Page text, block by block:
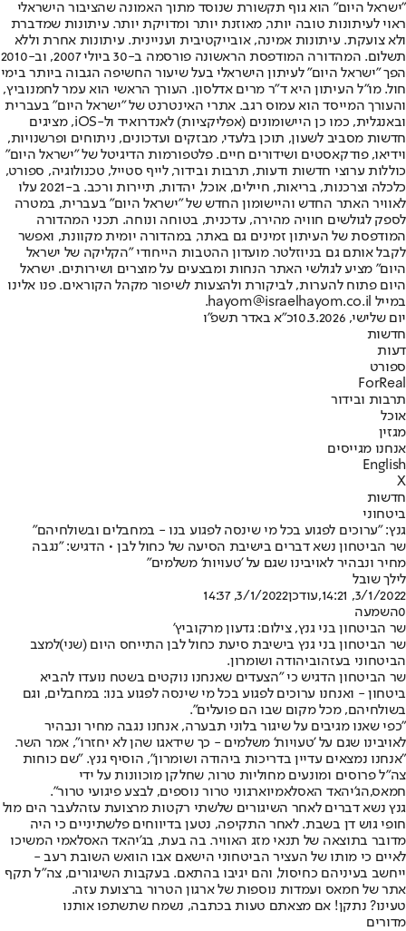
"ישראל היום" הוא גוף תקשורת שנוסד מתוך האמונה שהציבור הישראלי
ראוי לעיתונות טובה יותר, מאוזנת יותר ומדויקת יותר. עיתונות שמדברת
ולא צועקת. עיתונות אמינה, אובייקטיבית ועניינית. עיתונות אחרת וללא
תשלום. המהדורה המודפסת הראשונה פורסמה ב-30 ביולי 2007, וב-2010
הפך "ישראל היום" לעיתון הישראלי בעל שיעור החשיפה הגבוה ביותר בימי
חול. מו"ל העיתון היא ד"ר מרים אדלסון. העורך הראשי הוא עמר לחמנוביץ,
והעורך המייסד הוא עמוס רגב. אתרי האינטרנט של "ישראל היום" בעברית
ובאנגלית, כמו כן היישומונים (אפליקציות) לאנדרואיד ול-iOS, מציגים
חדשות מסביב לשעון, תוכן בלעדי, מבזקים ועדכונים, ניתוחים ופרשנויות,
וידיאו, פודקאסטים ושידורים חיים. פלטפורמות הדיגיטל של "ישראל היום"
כוללות ערוצי חדשות ודעות, תרבות ובידור, לייף סטייל, טכנולוגיה, ספורט,
כלכלה וצרכנות, בריאות, חיילים, אוכל, יהדות, תיירות ורכב. ב-2021 עלו
לאוויר האתר החדש והיישומון החדש של "ישראל היום" בעברית, במטרה
לספק לגולשים חוויה מהירה, עדכנית, בטוחה ונוחה. תכני המהדורה
המודפסת של העיתון זמינים גם באתר, במהדורה יומית מקוונת, ואפשר
לקבל אותם גם בניוזלטר. מועדון ההטבות הייחודי "הקליקה של ישראל
היום" מציע לגולשי האתר הנחות ומבצעים על מוצרים ושירותים. ישראל
היום פתוח להערות, לביקורת ולהצעות לשיפור מקהל הקוראים. פנו אלינו
במייל hayom@israelhayom.co.il.
יום שלישי, 10.3.2026
כ"א באדר תשפ"ו
חדשות
דעות
ספורט
ForReal
תרבות ובידור
אוכל
מגזין
אנחנו מגייסים
English
X
חדשות
ביטחוני
גנץ: "ערוכים לפגוע בכל מי שינסה לפגוע בנו - במחבלים ובשולחיהם"
שר הביטחון נשא דברים בישיבת הסיעה של כחול לבן • הדגיש: "נגבה
מחיר ונבהיר לאויבינו שגם על 'טעויות' משלמים"
לילך שובל
3/1/2022, 14:21
,עודכן3/1/2022, 14:37
0השמעה
שר הביטחון בני גנץ, צילום: גדעון מרקוביץ'
שר הביטחון בני גנץ בישיבת סיעת כחול לבן התייחס היום (שני)למצב
הביטחוני בעזהוביהודה ושומרון.
שר הביטחון הדגיש כי "הצעדים שאנחנו נוקטים בשטח נועדו להביא
ביטחון - ואנחנו ערוכים לפגוע בכל מי שינסה לפגוע בנו: במחבלים, וגם
בשולחיהם, מכל מקום שבו הם פועלים".
"כפי שאנו מגיבים על שיגור בלוני תבערה, אנחנו נגבה מחיר ונבהיר
לאויבינו שגם על 'טעויות' משלמים - כך שידאגו שהן לא יחזרו", אמר השר.
"אנחנו נמצאים עדיין בדריכות ביהודה ושומרון", הוסיף גנץ. "שם כוחות
צה"ל פרוסים ומונעים מחוליות טרור, שחלקן מוכוונות על ידי
חמאס,הג'יהאד האסלאמיוארגוני טרור נוספים, לבצע פיגועי טרור".
גנץ נשא דברים לאחר השיגורים שלשתי רקטות מרצועת עזהלעבר הים מול
חופי גוש דן בשבת. לאחר התקיפה, נטען בדיווחים פלשתיניים כי היה
מדובר בתוצאה של תנאי מזג האוויר. בה בעת, בג'יהאד האסלאמי המשיכו
לאיים כי מותו של העציר הביטחוני הישאם אבו הוואש השובת רעב -
ייחשב בעיניהם כחיסול, והם יגיבו בהתאם. בעקבות השיגורים, צה"ל תקף
אתר של חמאס ועמדות נוספות של ארגון הטרור ברצועת עזה.
טעינו? נתקן! אם מצאתם טעות בכתבה, נשמח שתשתפו אותנו
מדורים